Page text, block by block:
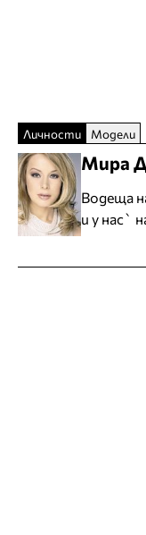
Личности Модели
Мира
Водеща
и у нас`